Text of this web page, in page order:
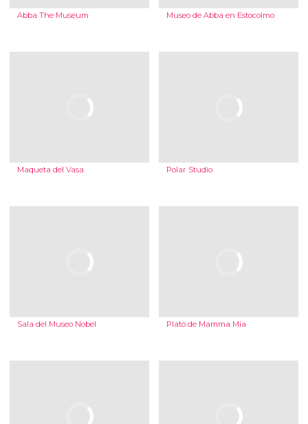
Abba The Museum Museo de Abba en Estocolmo
Maqueta del Vasa Polar Studio
Sala del Museo Nobel Plató de Mamma Mia